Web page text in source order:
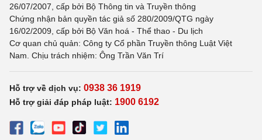
26/07/2007, cấp bởi Bộ Thông tin và Truyền thông
Chứng nhận bản quyền tác giả số 280/2009/QTG ngày
16/02/2009, cấp bởi Bộ Văn hoá - Thể thao - Du lịch
Cơ quan chủ quản: Công ty Cổ phần Truyền thông Luật Việt
Nam. Chịu trách nhiệm: Ông Trần Văn Trí
Hỗ trợ về dịch vụ: 0938 36 1919
Hỗ trợ giải đáp pháp luật: 1900 6192